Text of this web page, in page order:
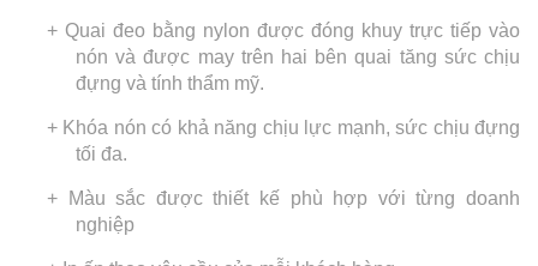
+ Quai đeo bằng nylon được đóng khuy trực tiếp vào
nón và được may trên hai bên quai tăng sức chịu
đựng và tính thẩm mỹ.
+ Khóa nón có khả năng chịu lực mạnh, sức chịu đựng
tối đa.
+ Màu sắc được thiết kế phù hợp với từng doanh
nghiệp